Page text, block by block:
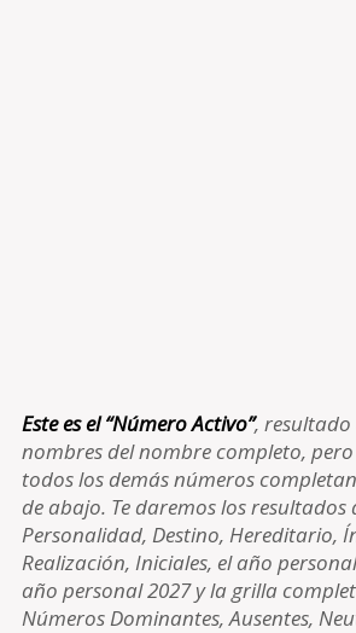
Este es el “Número Activo”, resultado
nombres del nombre completo,
todos los demás números
de abajo. Te daremos los resultados
Personalidad, Destino, Hereditario,
Realización, Iniciales, el año
año personal 2027 y la grilla
Números Dominantes, Ausentes,